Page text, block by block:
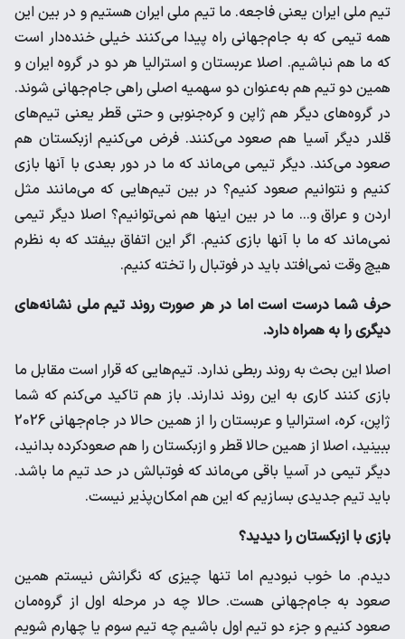
تیم ملی ایران یعنی فاجعه. ما تیم ملی ایران هستیم و در بین این
همه تیمی که به جام‌جهانی راه پیدا می‌کنند خیلی خنده‌دار است
که ما هم نباشیم. اصلا عربستان و استرالیا هر دو در گروه ایران و
همین دو تیم هم به‌عنوان دو سهمیه اصلی راهی جام‌جهانی شوند.
در گروه‌های دیگر هم ژاپن و کره‌جنوبی و حتی قطر یعنی تیم‌های
قلدر دیگر آسیا هم صعود می‌کنند. فرض می‌کنیم ازبکستان هم
صعود می‌کند. دیگر تیمی می‌ماند که ما در دور بعدی با آنها بازی
کنیم و نتوانیم صعود کنیم؟ در بین تیم‌هایی که می‌مانند مثل
اردن و عراق و... ما در بین اینها هم نمی‌توانیم؟ اصلا دیگر تیمی
نمی‌ماند که ما با آنها بازی کنیم. اگر این اتفاق بیفتد که به نظرم
هیچ وقت نمی‌افتد باید در فوتبال را تخته کنیم.
حرف شما درست است اما در هر صورت روند تیم ملی نشانه‌های
دیگری را به همراه دارد.
اصلا این بحث به روند ربطی ندارد. تیم‌هایی که قرار است مقابل ما
بازی کنند کاری به این روند ندارند. باز هم تاکید می‌کنم که شما
ژاپن، کره، استرالیا و عربستان را از همین حالا در جام‌جهانی 2026
ببینید، اصلا از همین حالا قطر و ازبکستان را هم صعودکرده بدانید،
دیگر تیمی در آسیا باقی می‌ماند که فوتبالش در حد تیم ما باشد.
باید تیم جدیدی بسازیم که این هم امکان‌پذیر نیست.
بازی با ازبکستان را دیدید؟
دیدم. ما خوب نبودیم اما تنها چیزی که نگرانش نیستم همین
صعود به جام‌جهانی هست. حالا چه در مرحله اول از گروه‌مان
صعود کنیم و جزء دو تیم اول باشیم چه تیم سوم یا چهارم شویم